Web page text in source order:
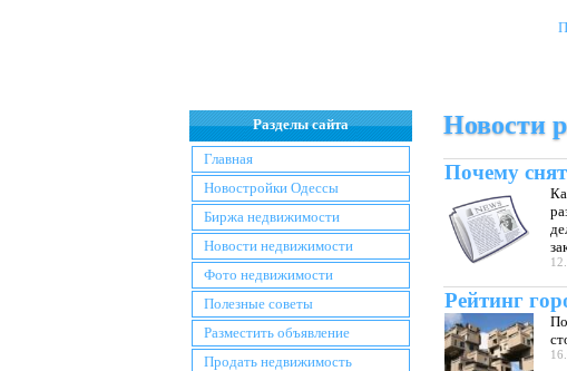
Разделы сайта
Главная
Новостройки Одессы
Биржа недвижимости
Новости недвижимости
Фото недвижимости
Полезные советы
Разместить объявление
Продать недвижимость
Новости
Почему
Рейтинг